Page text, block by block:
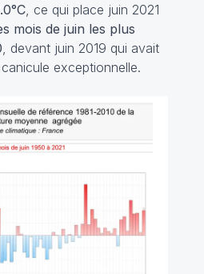
, ce qui place juin 2021
mois de juin les plus
, devant juin 2019 qui avait
exceptionnelle.